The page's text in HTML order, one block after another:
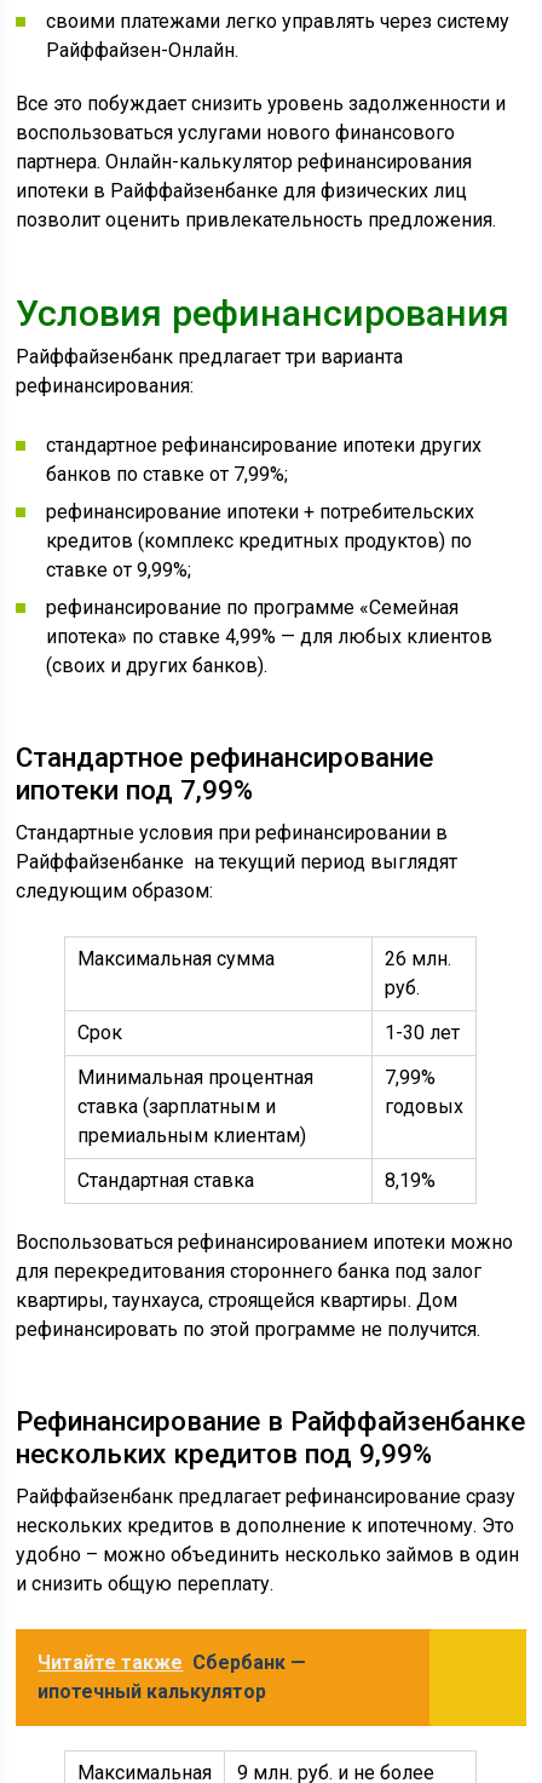
своими платежами легко управлять через систему
Райффайзен-Онлайн.
Все это побуждает снизить уровень задолженности и
воспользоваться услугами нового финансового
партнера. Онлайн-калькулятор рефинансирования
ипотеки в Райффайзенбанке для физических лиц
позволит оценить привлекательность предложения.
Условия рефинансирования
Райффайзенбанк предлагает три варианта
рефинансирования:
стандартное рефинансирование ипотеки других
банков по ставке от 7,99%;
рефинансирование ипотеки + потребительских
кредитов (комплекс кредитных продуктов) по
ставке от 9,99%;
рефинансирование по программе «Семейная
ипотека» по ставке 4,99% — для любых клиентов
(своих и других банков).
Стандартное рефинансирование
ипотеки под 7,99%
Стандартные условия при рефинансировании в
Райффайзенбанке на текущий период выглядят
следующим образом:
Максимальная сумма
26 млн.
руб.
Срок
1-30 лет
Минимальная процентная
ставка (зарплатным и
премиальным клиентам)
7,99%
годовых
Стандартная ставка 8,19%
Воспользоваться рефинансированием ипотеки можно
для перекредитования стороннего банка под залог
квартиры, таунхауса, строящейся квартиры. Дом
рефинансировать по этой программе не получится.
Рефинансирование в Райффайзенбанке
нескольких кредитов под 9,99%
Райффайзенбанк предлагает рефинансирование сразу
нескольких кредитов в дополнение к ипотечному. Это
удобно – можно объединить несколько займов в один
и снизить общую переплату.
Читайте также Сбербанк —
ипотечный калькулятор
Максимальная 9 млн. руб. и не более